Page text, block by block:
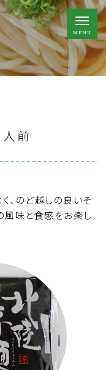
MENU
前
、のど越しの良いそ
風味と食感をお楽し